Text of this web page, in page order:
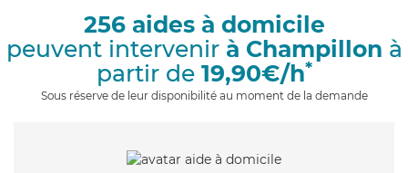
i
256 aides à domicile
peuvent intervenir à Champillon à
partir de 19,90€/h*
Sous réserve de leur disponibilité au moment de la demande